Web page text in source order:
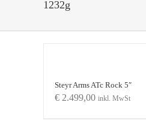
1232g
Steyr Arms ATc Rock 5″
€ 2.499,00 inkl. MwSt